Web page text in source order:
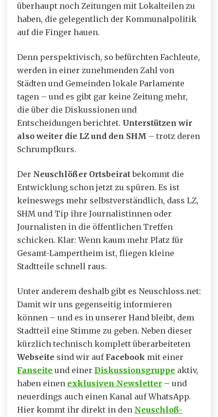
überhaupt noch Zeitungen mit Lokalteilen zu
haben, die gelegentlich der Kommunalpolitik
auf die Finger hauen.
Denn perspektivisch, so befürchten Fachleute,
werden in einer zunehmenden Zahl von
Städten und Gemeinden lokale Parlamente
tagen – und es gibt gar keine Zeitung mehr,
die über die Diskussionen und
Entscheidungen berichtet. Unterstützen wir
also weiter die LZ und den SHM – trotz deren
Schrumpfkurs.
Der Neuschlößer Ortsbeiratbekommt die
Entwicklung schon jetzt zu spüren. Es ist
keineswegs mehr selbstverständlich, dass LZ,
SHM und Tip ihre Journalistinnen oder
Journalisten in die öffentlichen Treffen
schicken. Klar: Wenn kaum mehr Platz für
Gesamt-Lampertheim ist, fliegen kleine
Stadtteile schnell raus.
Unter anderem deshalb gibt es Neuschloss.net:
Damit wir uns gegenseitig informieren
können – und es in unserer Hand bleibt, dem
Stadtteil eine Stimme zu geben. Neben dieser
kürzlich technisch komplett überarbeiteten
Webseite sind wir auf Facebook mit einer
Fanseite und einer Diskussionsgruppe aktiv,
haben einen exklusiven Newsletter – und
neuerdings auch einen Kanal auf WhatsApp.
Hier kommt ihr direkt in den Neuschloß-